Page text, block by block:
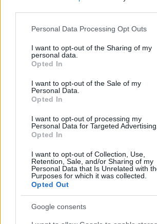
Please note that this website/app uses one
not limited to your visit or usage behaviour.
grant or deny consent to Google and its
use your data for below specified purposes
consent section.
Personal Data Processing Opt Outs
I want to opt-out of the Sharing of my
personal data.
Opted In
I want to opt-out of the Sale of my
Personal Data.
Opted In
I want to opt-out of processing my
Personal Data for Targeted Advertising.
Opted In
I want to opt-out of Collection, Use,
Retention, Sale, and/or Sharing of my
Personal Data that Is Unrelated with
Purposes for which it was collected.
Opted Out
Google consents
un balzo verso il futuro
riconoscere le fake news
Hori Gaming Headset Pro: audio e
per il gaming
Palantir e governance algoritmica:
valutazione critica
Unici per Massimizzare il Ritorno
Il tuo universo geek, ogni giorno. Nerd